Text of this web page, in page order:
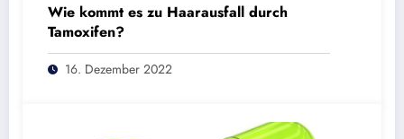
Wie kommt es zu Haarausfall durch
Tamoxifen?
16. Dezember 2022